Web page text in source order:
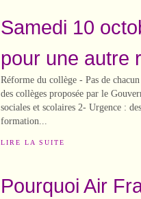
Samedi 10
pour une autre
Réforme du collège - Pas de
des collèges proposée par le
sociales et scolaires 2- Urgence :
formation...
LIRE LA SUITE
Pourquoi Air